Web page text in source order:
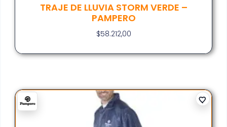
TRAJE DE LLUVIA STORM VERDE –
PAMPERO
$58.212,00